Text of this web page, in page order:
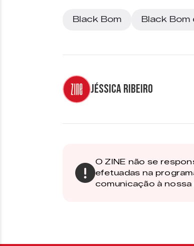
Black Bom Black Bom
Jéssica Ribeiro
O ZINE não se
efetuadas na
comunicação à nossa